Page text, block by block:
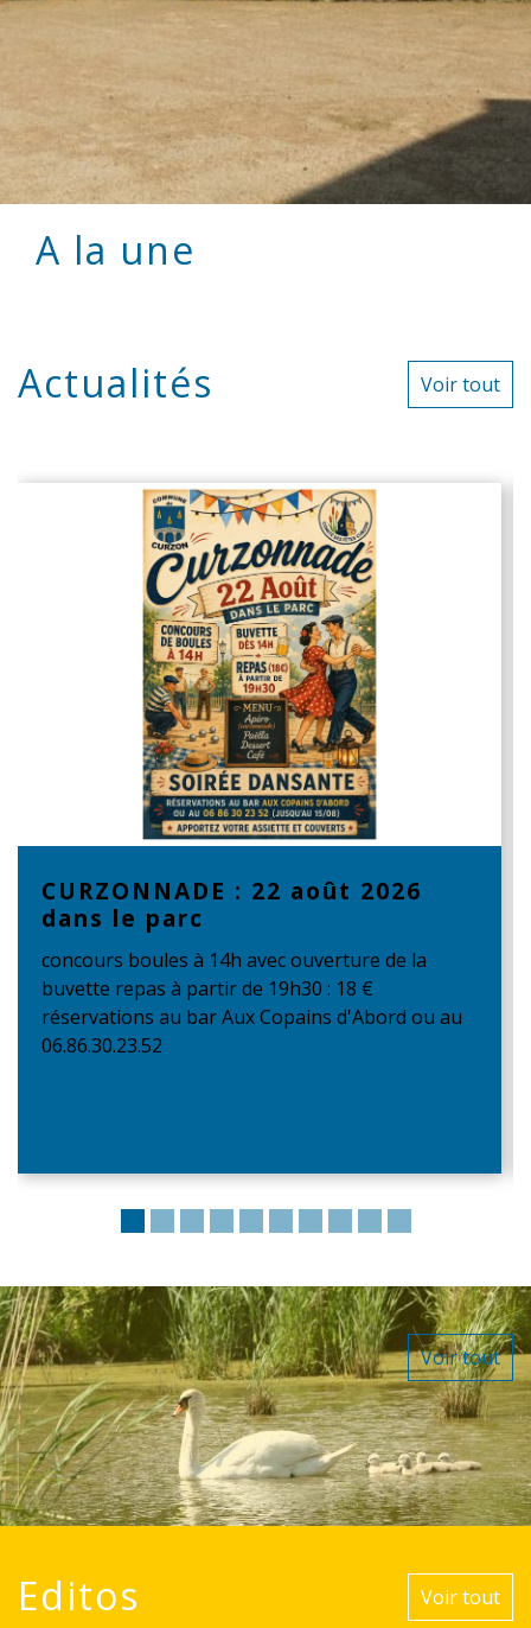
A la une
Actualités Voir tout
CURZONNADE : 22 août 2026
dans le parc
concours boules à 14h avec ouverture de la
buvette repas à partir de 19h30 : 18 €
réservations au bar Aux Copains d'Abord ou au
06.86.30.23.52
Voir tout
Editos Voir tout